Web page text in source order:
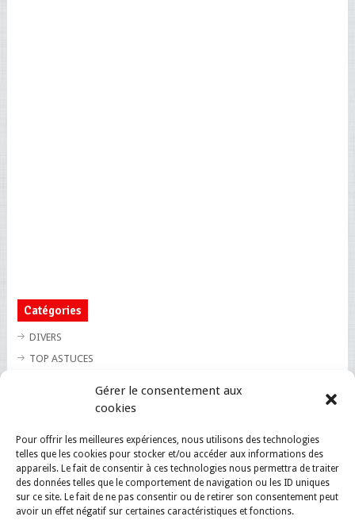
Gérer le consentement aux
cookies
Pour offrir les meilleures expériences, nous utilisons des technologies
telles que les cookies pour stocker et/ou accéder aux informations des
appareils. Le fait de consentir à ces technologies nous permettra de traiter
des données telles que le comportement de navigation ou les ID uniques
sur ce site. Le fait de ne pas consentir ou de retirer son consentement peut
avoir un effet négatif sur certaines caractéristiques et fonctions.
Catégories
DIVERS
TOP ASTUCES
TOP INSOLITE
TOP SANTE